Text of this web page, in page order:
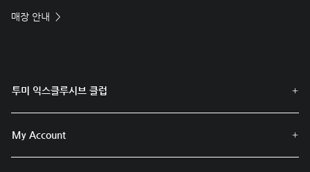
매장 안내
투미 익스클루시브 클럽
My Account